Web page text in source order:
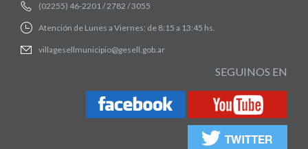
(02255) 46-2201 / 2782 / 3055
Atención de Lunes a Viernes: de 8:15 a 13:45 hs.
villagesellmunicipio@gesell.gob.ar
SEGUINOS EN